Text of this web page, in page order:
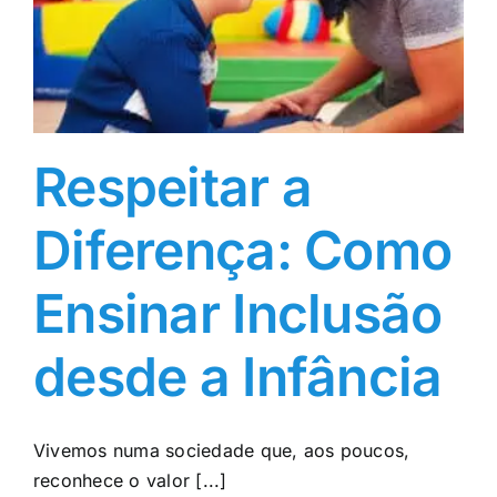
Respeitar a
Diferença: Como
Ensinar Inclusão
desde a Infância
Vivemos numa sociedade que, aos poucos,
reconhece o valor [...]